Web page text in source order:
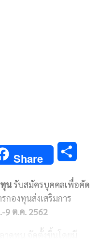
Share
a
นรับสมัครบุคคลเพื่อคัด
กองทุนส่งเสริมการ
9 ต.ค. 2562